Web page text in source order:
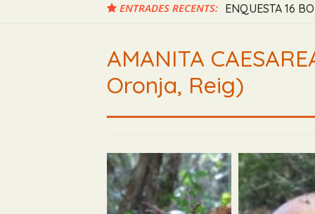
ENTRADES RECENTS: ENQUESTA 16
RUSSULA
AMANITA
Oronja, Reig)